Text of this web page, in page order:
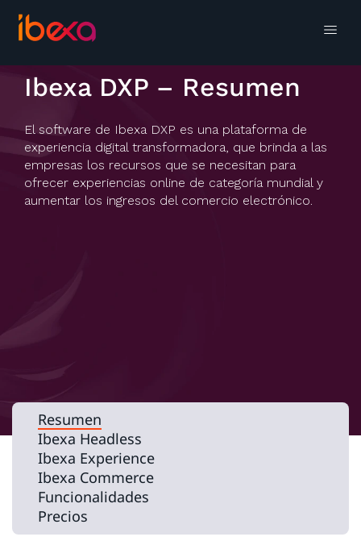
Ibexa DXP – Resumen
El software de Ibexa DXP es una plataforma de
experiencia digital transformadora, que brinda a las
empresas los recursos que se necesitan para
ofrecer experiencias online de categoría mundial y
aumentar los ingresos del comercio electrónico.
Resumen
Ibexa Headless
Ibexa Experience
Ibexa Commerce
Funcionalidades
Precios